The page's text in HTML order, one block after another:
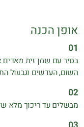
אופן הכנה
בסיר עם שמן זית
השום, העדשים וגבעול
מבשלים עד ריכוך מלא